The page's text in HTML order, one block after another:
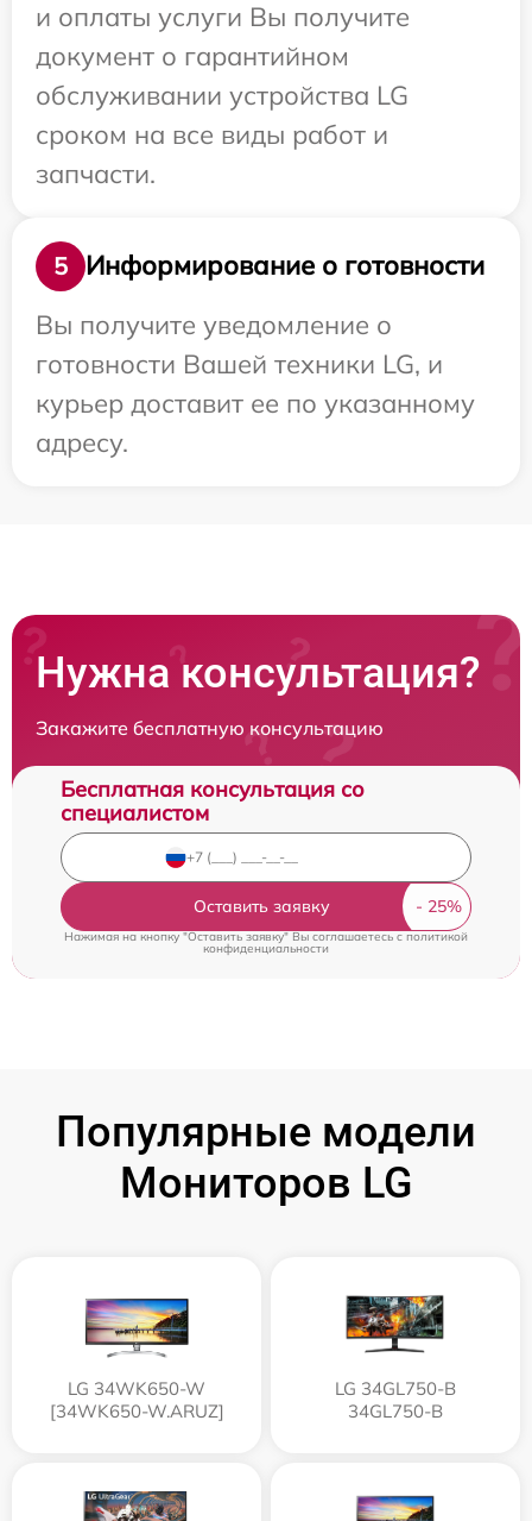
и оплаты услуги Вы получите
документ о гарантийном
обслуживании устройства LG
сроком на все виды работ и
запчасти.
5
Информирование о готовности
Вы получите уведомление о
готовности Вашей техники LG, и
курьер доставит ее по указанному
адресу.
Нужна консультация?
Закажите бесплатную консультацию
Бесплатная консультация со
специалистом
Оставить заявку
Нажимая на кнопку "Оставить заявку" Вы соглашаетесь cполитикой
конфиденциальности
Популярные модели
Мониторов LG
LG 34WK650-W
[34WK650-W.ARUZ]
LG 34GL750-B
34GL750-B